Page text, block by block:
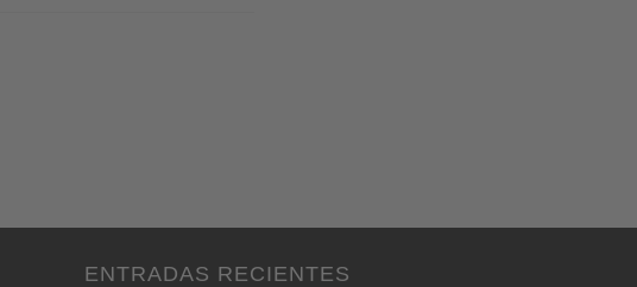
ENTRADAS RECIENTES